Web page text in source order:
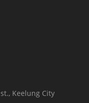
Keelung City